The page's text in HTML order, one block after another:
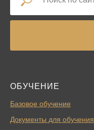
ОБУЧЕНИЕ
Базовое обучение
Документы для обучения